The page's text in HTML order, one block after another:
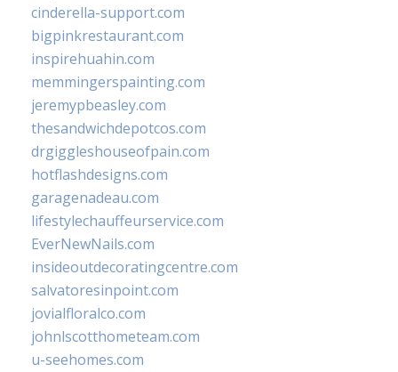
cinderella-support.com
bigpinkrestaurant.com
inspirehuahin.com
memmingerspainting.com
jeremypbeasley.com
thesandwichdepotcos.com
drgiggleshouseofpain.com
hotflashdesigns.com
garagenadeau.com
lifestylechauffeurservice.com
EverNewNails.com
insideoutdecoratingcentre.com
salvatoresinpoint.com
jovialfloralco.com
johnlscotthometeam.com
u-seehomes.com